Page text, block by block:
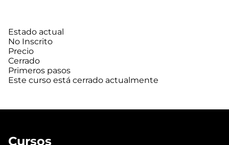
Estado actual
No Inscrito
Precio
Cerrado
Primeros pasos
Este curso está cerrado actualmente
Cursos